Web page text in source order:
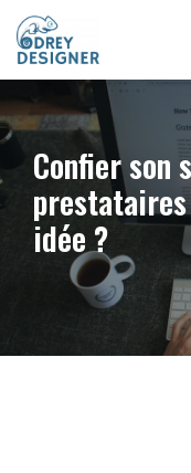
Aller
contenu
Confier son
prestataires
idée ?